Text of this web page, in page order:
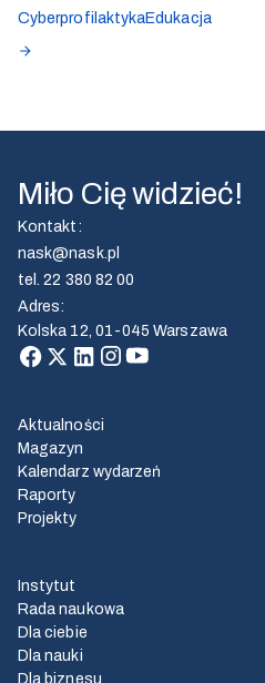
CyberprofilaktykaEdukacja
Miło Cię widzieć!
Kontakt :
nask@nask.pl
tel.22 380 82 00
Adres:
Kolska 12, 01-045 Warszawa
Aktualności
Magazyn
Kalendarz wydarzeń
Raporty
Projekty
Instytut
Rada naukowa
Dla ciebie
Dla nauki
Dla biznesu